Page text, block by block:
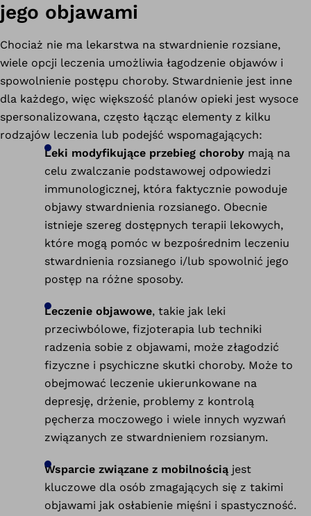
jego objawami
Chociaż nie ma lekarstwa na stwardnienie rozsiane,
wiele opcji leczenia umożliwia łagodzenie objawów i
spowolnienie postępu choroby. Stwardnienie jest inne
dla każdego, więc większość planów opieki jest wysoce
spersonalizowana, często łącząc elementy z kilku
rodzajów leczenia lub podejść wspomagających:
Leki modyfikujące przebieg choroby mają na
celu zwalczanie podstawowej odpowiedzi
immunologicznej, która faktycznie powoduje
objawy stwardnienia rozsianego. Obecnie
istnieje szereg dostępnych terapii lekowych,
które mogą pomóc w bezpośrednim leczeniu
stwardnienia rozsianego i/lub spowolnić jego
postęp na różne sposoby.
Leczenie objawowe, takie jak leki
przeciwbólowe, fizjoterapia lub techniki
radzenia sobie z objawami, może złagodzić
fizyczne i psychiczne skutki choroby. Może to
obejmować leczenie ukierunkowane na
depresję, drżenie, problemy z kontrolą
pęcherza moczowego i wiele innych wyzwań
związanych ze stwardnieniem rozsianym.
Wsparcie związane z mobilnością jest
kluczowe dla osób zmagających się z takimi
objawami jak osłabienie mięśni i spastyczność.